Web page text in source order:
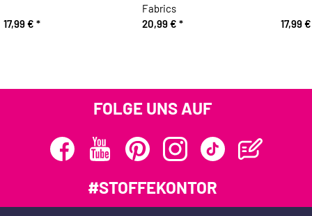
17,99 € *
Fabrics
20,99 € * 17,99
FOLGE UNS AUF
#STOFFEKONTOR